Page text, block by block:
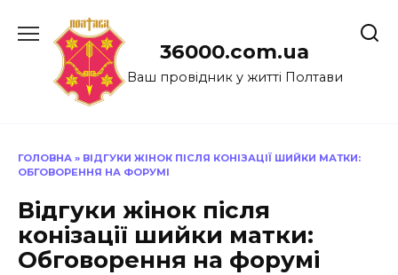
до
36000.com.ua
Ваш провідник у житті Полтави
ГОЛОВНА » ВІДГУКИ ЖІНОК ПІСЛЯ КОНІЗАЦІЇ ШИЙКИ МАТКИ:
ОБГОВОРЕННЯ НА ФОРУМІ
Відгуки жінок після
конізації шийки матки:
Обговорення на форумі